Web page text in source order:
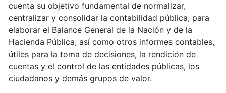
cuenta su objetivo fundamental de normalizar,
centralizar y consolidar la contabilidad pública, para
elaborar el Balance General de la Nación y de la
Hacienda Pública, así como otros informes contables,
útiles para la toma de decisiones, la rendición de
cuentas y el control de las entidades públicas, los
ciudadanos y demás grupos de valor.